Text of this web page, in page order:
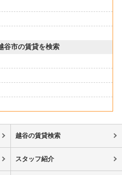
谷市の賃貸を検索
越谷の賃貸検索
スタッフ紹介